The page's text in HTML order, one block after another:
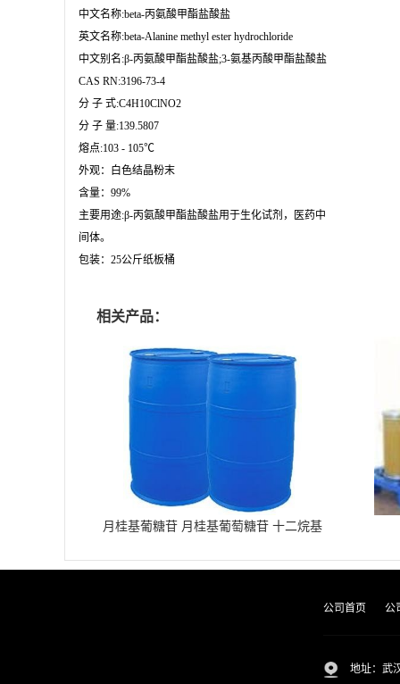
中文名称:beta-丙氨酸甲酯盐酸盐
英文名称:beta-Alanine methyl ester hydrochloride
中文别名:β-丙氨酸甲酯盐酸盐;3-氨基丙酸甲酯盐酸盐
CAS RN:3196-73-4
分 子 式:C4H10ClNO2
分 子 量:139.5807
熔点:103 - 105℃
外观：白色结晶粉末
含量：99%
主要用途:β-丙氨酸甲酯盐酸盐用于生化试剂，医药中
间体。
包装：25公斤纸板桶
相关产品：
月桂基葡糖苷 月桂基葡萄糖苷 十二烷基
公司首页 公
地址：武